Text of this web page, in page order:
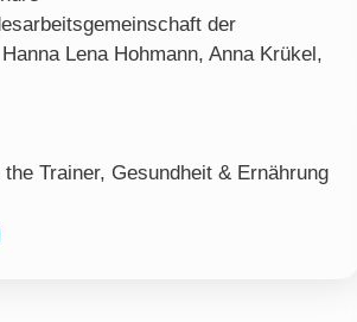
der
Lena Hohmann, Anna Krükel,
the Trainer, Gesundheit & Ernährung